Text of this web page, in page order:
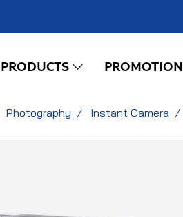
PRODUCTS PROMOTION
Photography Instant Camera